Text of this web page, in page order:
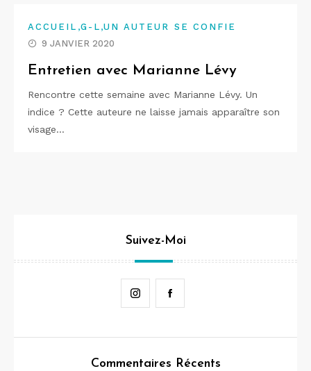
ACCUEIL ,G-L ,UN AUTEUR SE CONFIE
9 JANVIER 2020
Entretien avec Marianne Lévy
Rencontre cette semaine avec Marianne Lévy. Un
indice ? Cette auteure ne laisse jamais apparaître son
visage…
Suivez-Moi
Instagram
Commentaires Récents